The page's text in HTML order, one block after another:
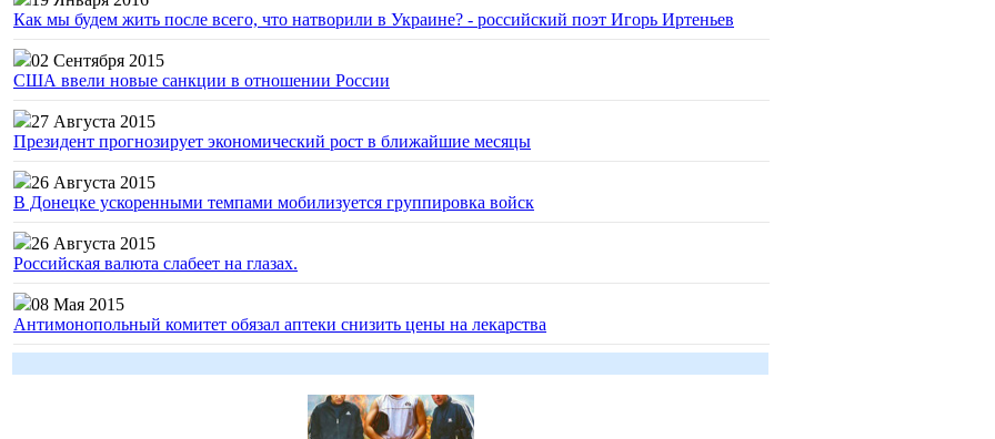
Как мы будем жить после всего, что натворили в Украине? - российский поэт Игорь Иртеньев
02 Сентября 2015
США ввели новые санкции в отношении России
27 Августа 2015
Президент прогнозирует экономический рост в ближайшие месяцы
26 Августа 2015
В Донецке ускоренными темпами мобилизуется группировка войск
26 Августа 2015
Российская валюта слабеет на глазах.
08 Мая 2015
Антимонопольный комитет обязал аптеки снизить цены на лекарства